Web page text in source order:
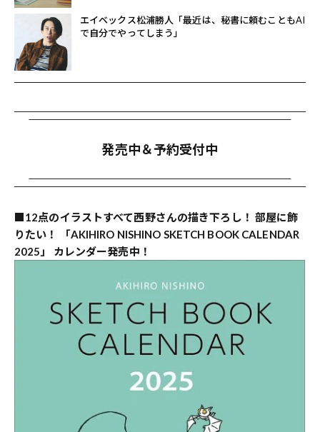
エイベックス松浦勝人「最近は、秘書に頼むこともAI
で自分でやってしまう」
発売中＆予約受付中
■12点のイラストすべて西野さんの描き下ろし！ 部屋に飾
りたい！ 「AKIHIRO NISHINO SKETCH BOOK CALENDAR
2025」 カレンダー発売中！